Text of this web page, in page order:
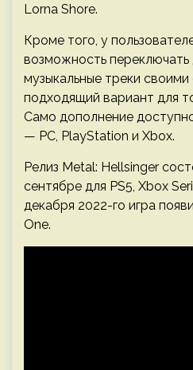
Lorna Shore.
Кроме того, у
возможность
музыкальные треки
подходящий вариант для
Само дополнение
— PC, PlayStation и Xbox.
Релиз Metal: Hellsinger
сентябре для PS5, Xbox
декабря 2022-го игра
One.